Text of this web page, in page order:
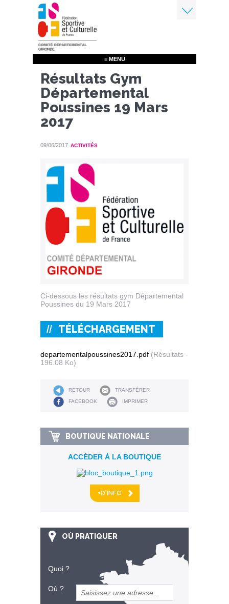
Aller
au
contenu
principal
≡ MENU
Résultats Gym
Départemental
Poussines 19 Mars
2017
09/06/2017 ACTIVITÉS
Ci-dessous les résultats gym Départemental
Poussines du 19 Mars 2017
TÉLÉCHARGEMENT
departementalpoussines2017.pdf (Résultats -
196.08 Ko)
RETOUR
TRANSFÉRER
FACEBOOK
IMPRIMER
BOUTIQUE NATIONALE
ACCÉDER À LA BOUTIQUE
+D'INFO
OÙ PRATIQUER
Quoi ?
Où ?